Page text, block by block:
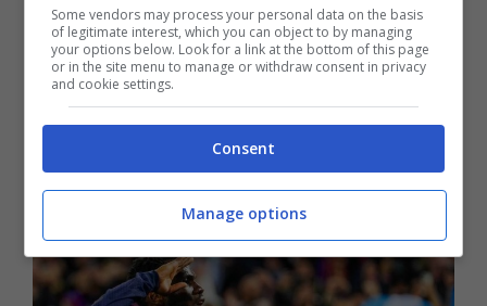
Juventus. Nelle prossime settimane l’affare
potrebbe decollare, servirà prima piazzare
Arthur(che è stato proposta alla Fiorentina) e
uno traMckennie
mirino del West Ham che ha proposto ai
bianconeri 13 milioni di euro.
Some vendors may process your personal data on the basis
of legitimate interest, which you can object to by managing
your options below. Look for a link at the bottom of this page
or in the site menu to manage or withdraw consent in privacy
and cookie settings.
Consent
Manage options